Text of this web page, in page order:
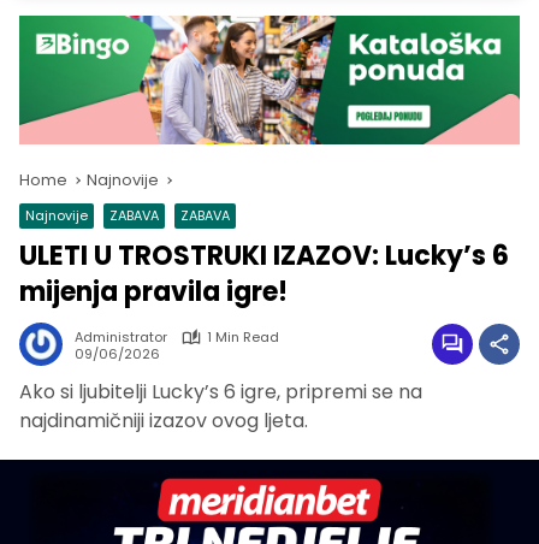
Home Najnovije
Najnovije ZABAVA ZABAVA
ULETI U TROSTRUKI IZAZOV: Lucky’s 6
mijenja pravila igre!
Administrator
1 Min Read
09/06/2026
Ako si ljubitelji Lucky’s 6 igre, pripremi se na
najdinamičniji izazov ovog ljeta.